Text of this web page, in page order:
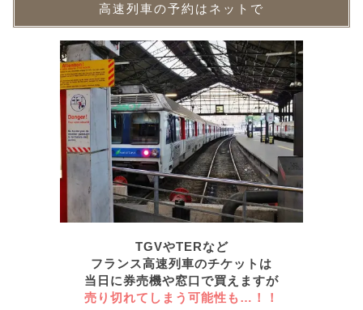
高速列車の予約はネットで
TGVやTERなど
フランス高速列車のチケットは
当日に券売機や窓口で買えますが
売り切れてしまう可能性も…！！